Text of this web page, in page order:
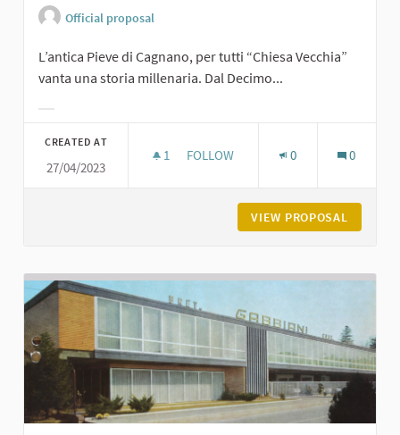
Official proposal
L’antica Pieve di Cagnano, per tutti “Chiesa Vecchia”
vanta una storia millenaria. Dal Decimo...
CREATED AT
27/04/2023
1 1 FOLLOWER
FOLLOW 0 0
VIEW PROPOSAL